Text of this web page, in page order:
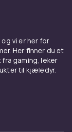
vi er her for
Her finner du et
gaming, leker
til kjæledyr.